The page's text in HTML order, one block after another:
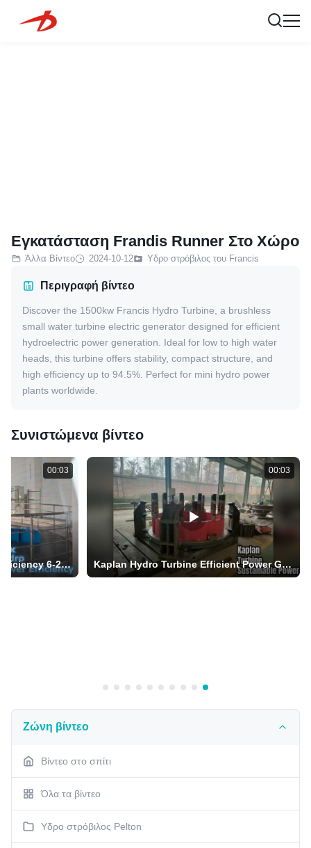
Εγκατάσταση Frandis Runner Στο Χώρο
Άλλα Βίντεο 2024-10-12 Υδρο στρόβιλος του Francis
Περιγραφή βίντεο
Discover the 1500kw Francis Hydro Turbine, a brushless
small water turbine electric generator designed for efficient
hydroelectric power generation. Ideal for low to high water
heads, this turbine offers stability, compact structure, and
high efficiency up to 94.5%. Perfect for mini hydro power
plants worldwide.
Συνιστώμενα βίντεο
00:03
Hydro Power Turbine Max Efficiency 6-20KV
00:03
Kaplan Hydro Turbine Efficient Power Generation
Ζώνη βίντεο
Βίντεο στο σπίτι
Όλα τα βίντεο
Υδρο στρόβιλος Pelton